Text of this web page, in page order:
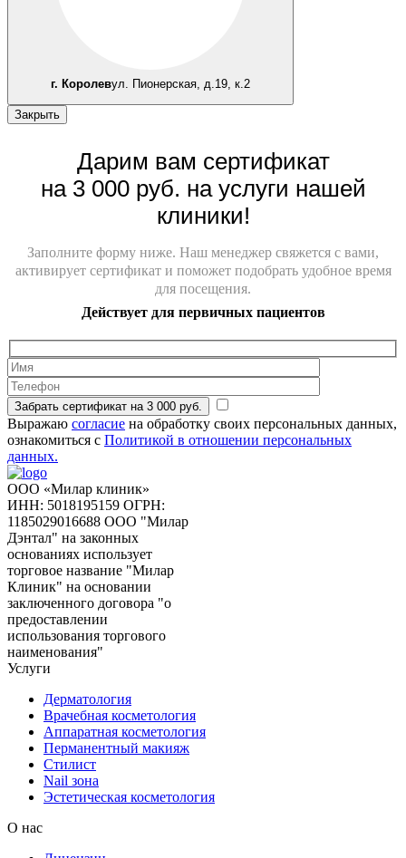
г. Королевул. Пионерская, д.19, к.2
Закрыть
Дарим вам сертификат
на 3 000 руб. на услуги нашей
клиники!
Заполните форму ниже. Наш менеджер свяжется с вами,
активирует сертификат и поможет подобрать удобное время
для посещения.
Действует для первичных пациентов
Забрать сертификат на 3 000 руб.
Выражаю согласие на обработку своих персональных данных,
ознакомиться с Политикой в отношении персональных
данных.
ООО «Милар клиник»
ИНН: 5018195159 ОГРН:
1185029016688 ООО "Милар
Дэнтал" на законных
основаниях использует
торговое название "Милар
Клиник" на основании
заключенного договора "о
предоставлении
использования торгового
наименования"
Услуги
Дерматология
Врачебная косметология
Аппаратная косметология
Перманентный макияж
Стилист
Nail зона
Эстетическая косметология
О нас